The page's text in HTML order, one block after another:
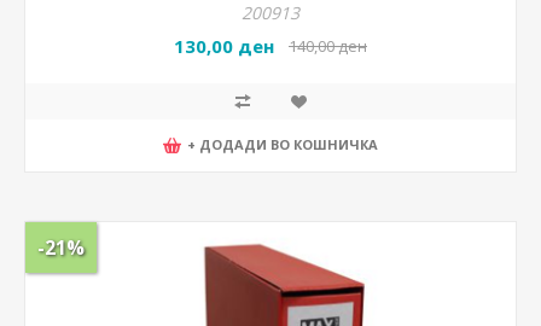
200913
130,00 ден 140,00 ден
+ ДОДАДИ ВО КОШНИЧКА
-21%